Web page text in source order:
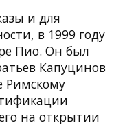
и для
в 1999 году
Пио. Он был
Капуцинов
Римскому
на открытии